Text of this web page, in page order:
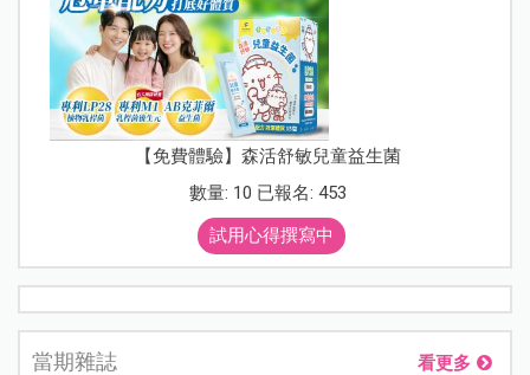
【免費體驗】森活舒敏兒童益生菌
數量: 10 已報名: 453
試用心得撰寫中
當期雜誌 看更多